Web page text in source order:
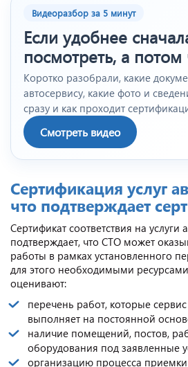
Видеоразбор за 5 минут
Если удобнее
посмотреть, а потом
Коротко разобрали, какие
автосервису, какие фото и
сразу и как проходит
Смотреть видео
Сертификация услуг
что подтверждает
Сертификат соответствия на услуги
подтверждает, что СТО может
работы в рамках установленного
для этого необходимыми
оценивают:
перечень работ, которые
выполняет на постоянной
наличие помещений, постов,
оборудования под заявленные
организацию процесса